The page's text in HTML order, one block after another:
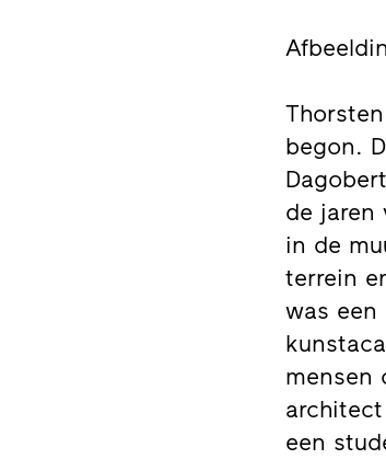
begon.
de jaren
in de
terrein
was
mensen
een